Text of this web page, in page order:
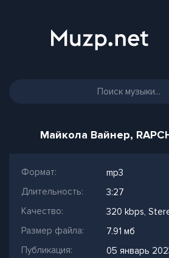
Майкола Вайнер,
Формат:
mp3
Длительность:
3:27
Качество:
320 kbps,
Размер файла:
7.91 мб
Публикация:
05 январь